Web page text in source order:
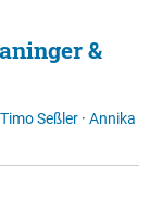
&
Timo Seßler · Annika